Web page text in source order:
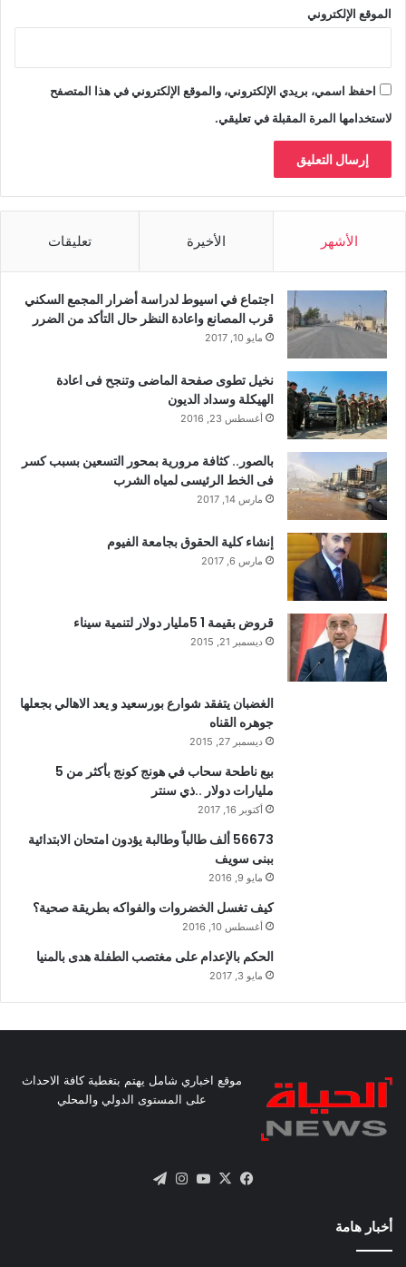
الموقع الإلكتروني
احفظ اسمي، بريدي الإلكتروني، والموقع الإلكتروني في هذا المتصفح
لاستخدامها المرة المقبلة في تعليقي.
الأشهر الأخيرة تعليقات
اجتماع في اسيوط لدراسة أضرار المجمع السكني
قرب المصانع واعادة النظر حال التأكد من الضرر
مايو 10, 2017
نخيل تطوى صفحة الماضى وتنجح فى اعادة
الهيكلة وسداد الديون
أغسطس 23, 2016
بالصور.. كثافة مرورية بمحور التسعين بسبب كسر
فى الخط الرئيسى لمياه الشرب
مارس 14, 2017
إنشاء كلية الحقوق بجامعة الفيوم
مارس 6, 2017
قروض بقيمة 1 5مليار دولار لتنمية سيناء
ديسمبر 21, 2015
الغضبان يتفقد شوارع بورسعيد و يعد الاهالي بجعلها
جوهره القناه
ديسمبر 27, 2015
بيع ناطحة سحاب في هونج كونج بأكثر من 5
مليارات دولار ..ذي سنتر
أكتوبر 16, 2017
56673 ألف طالباً وطالبة يؤدون امتحان الابتدائية
ببنى سويف
مايو 9, 2016
كيف تغسل الخضروات والفواكه بطريقة صحية؟
أغسطس 10, 2016
الحكم بالإعدام على مغتصب الطفلة هدى بالمنيا
مايو 3, 2017
موقع اخباري شامل يهتم بتغطية كافة الاحداث
على المستوى الدولي والمحلي
فيسبوك
X يوتيوبانستقرام
أخبار هامة